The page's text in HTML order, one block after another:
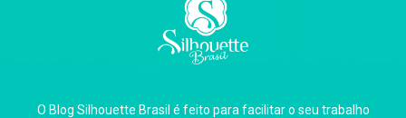
O Blog Silhouette Brasil é feito para facilitar o seu trabalho